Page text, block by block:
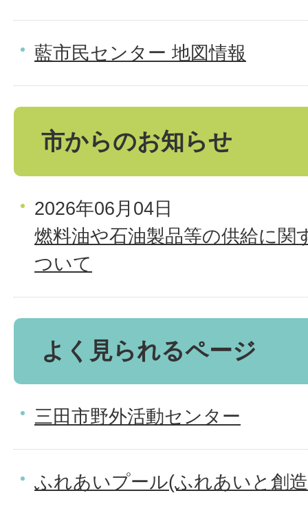
藍市民センター 地図情報
市からのお知らせ
2026年06月04日
燃料油や石油製品等の供給に関
ついて
よく見られるページ
三田市野外活動センター
ふれあいプール(ふれあいと創